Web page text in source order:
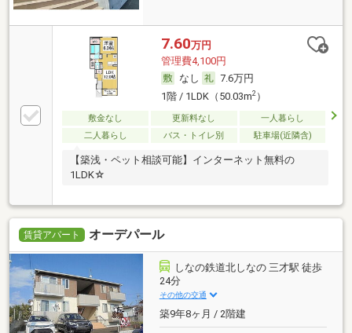
7.60万円
管理費4,100円
なし
7.6万円
1階 / 1LDK（50.03m2）
敷金なし 更新料なし
一人暮らし
二人暮らし
バス・トイレ別 駐車場(近隣含)
【築浅・ペット相談可能】インターネット無料の
1LDK☆
賃貸アパート オーデパール
しなの鉄道北しなの 三才駅 徒歩
24分
その他の交通
築9年8ヶ月 / 2階建